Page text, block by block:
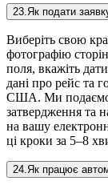
23 Як подати
Виберіть свою
фотографію
поля, вкажіть
дані про рейс та
США. Ми подаємо
затвердження та
на вашу
ці кроки за 5–8
24 Як працює